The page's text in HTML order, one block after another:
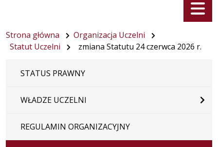
Menu
Strona główna
Organizacja Uczelni
Statut Uczelni
zmiana Statutu 24 czerwca 2026 r.
STATUS PRAWNY
WŁADZE UCZELNI
REGULAMIN ORGANIZACYJNY